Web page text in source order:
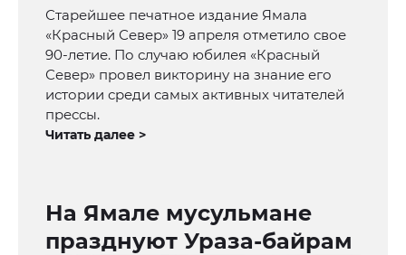
Старейшее печатное издание Ямала
«Красный Север» 19 апреля отметило свое
90-летие. По случаю юбилея «Красный
Север» провел викторину на знание его
истории среди самых активных читателей
прессы.
Читать далее >
На Ямале мусульмане
празднуют Ураза-байрам